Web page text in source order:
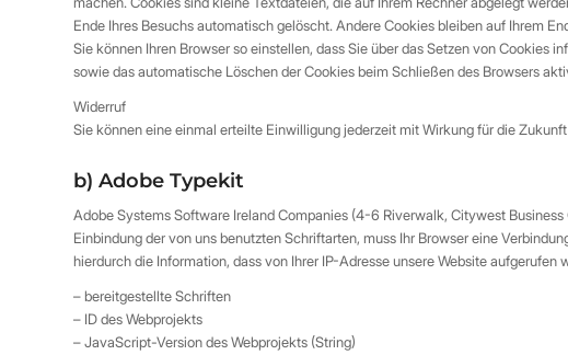
Ende Ihres Besuchs automatisch gelöscht. Andere Cookies bleiben auf Ihrem
Sie können Ihren Browser so einstellen, dass Sie über das Setzen von
sowie das automatische Löschen der Cookies beim Schließen des Browsers
Widerruf
Sie können eine einmal erteilte Einwilligung jederzeit mit Wirkung für die
b) Adobe Typekit
Adobe Systems Software Ireland Companies (4-6 Riverwalk, Citywest
Einbindung der von uns benutzten Schriftarten, muss Ihr Browser eine
hierdurch die Information, dass von Ihrer IP-Adresse unsere Website aufgerufen
– bereitgestellte Schriften
– ID des Webprojekts
– JavaScript-Version des Webprojekts (String)